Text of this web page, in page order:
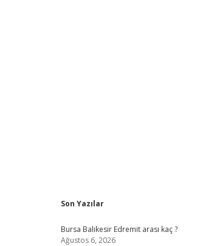
Sidebar
Son Yazılar
Bursa Balıkesir Edremit arası kaç ?
Ağustos 6, 2026